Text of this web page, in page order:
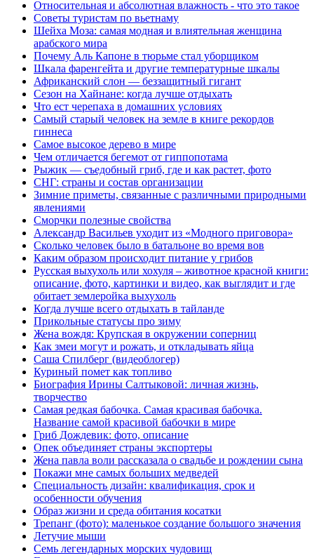
Относительная и абсолютная влажность - что это такое
Советы туристам по вьетнаму
Шейха Моза: самая модная и влиятельная женщина
арабского мира
Почему Аль Капоне в тюрьме стал уборщиком
Шкала фаренгейта и другие температурные шкалы
Африканский слон — беззащитный гигант
Сезон на Хайнане: когда лучше отдыхать
Что ест черепаха в домашних условиях
Cамый старый человек на земле в книге рекордов
гиннеса
Самое высокое дерево в мире
Чем отличается бегемот от гиппопотама
Рыжик — съедобный гриб, где и как растет, фото
СНГ: страны и состав организации
Зимние приметы, связанные с различными природными
явлениями
Сморчки полезные свойства
Александр Васильев уходит из «Модного приговора»
Сколько человек было в батальоне во время вов
Каким образом происходит питание у грибов
Русская выхухоль или хохуля – животное красной книги:
описание, фото, картинки и видео, как выглядит и где
обитает землеройка выхухоль
Когда лучше всего отдыхать в тайланде
Прикольные статусы про зиму
Жена вождя: Крупская в окружении соперниц
Как змеи могут и рожать, и откладывать яйца
Саша Спилберг (видеоблогер)
Куриный помет как топливо
Биография Ирины Салтыковой: личная жизнь,
творчество
Самая редкая бабочка. Самая красивая бабочка.
Название самой красивой бабочки в мире
Гриб Дождевик: фото, описание
Опек объединяет страны экспортеры
Жена павла воли рассказала о свадьбе и рождении сына
Покажи мне самых больших медведей
Специальность дизайн: квалификация, срок и
особенности обучения
Образ жизни и среда обитания косатки
Трепанг (фото): маленькое создание большого значения
Летучие мыши
Семь легендарных морских чудовищ